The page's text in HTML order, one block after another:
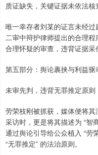
质证缺失，关键证据未依法核
唯一幸存者刘某的证言未经过
二审中辩护律师提出的合理
合理怀疑的审查，违背证据采
第五部分：舆论裹挟与利益驱
未审先判，违背无罪推定原则
劳荣枝刚被抓获，媒体便将其
采访时，更是将其描述为 “智
通过舆论引导给公众植入 “劳
“无罪推定” 的法治原则。